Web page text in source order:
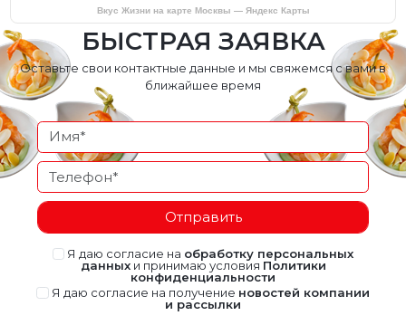
Вкус Жизни на карте Москвы — Яндекс Карты
БЫСТРАЯ ЗАЯВКА
Оставьте свои контактные данные и мы свяжемся с вами в
ближайшее время
Отправить
Я даю согласие на обработку персональных
данныхи принимаю условия Политики
конфиденциальности
Я даю согласие на получение новостей компании
и рассылки